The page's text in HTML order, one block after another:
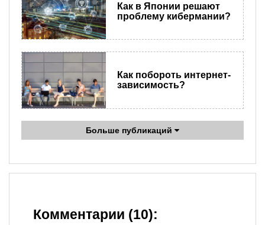
Как в Японии решают
проблему кибермании?
Как побороть интернет-
зависимость?
Больше публикаций
Комментарии (10):